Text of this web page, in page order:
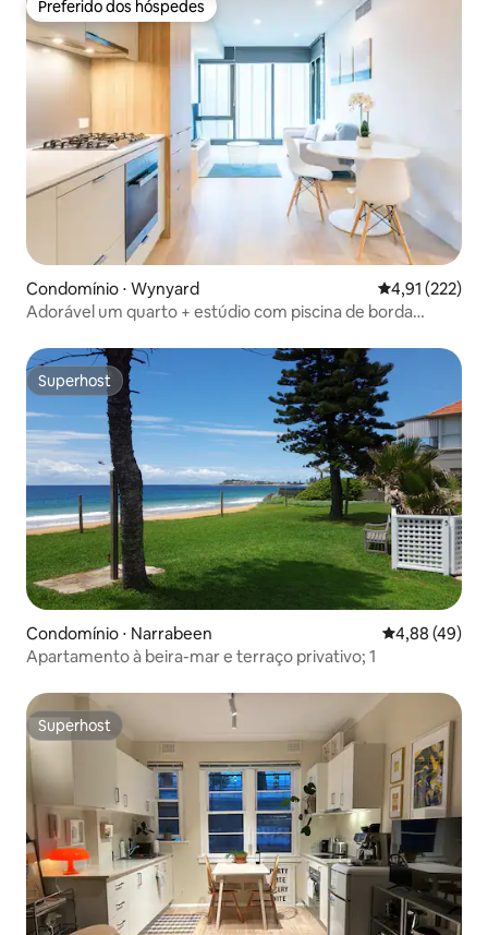
Preferido dos hóspedes
Preferido dos hóspedes
Condomínio ⋅ Wynyard 4,91 de uma
4,91 (222)
Adorável um quarto + estúdio com piscina de borda
Superhost
Superhost
Condomínio ⋅ Narrabeen 4,88 de uma
4,88 (49)
Apartamento à beira-mar e terraço privativo; 1
Superhost
Superhost